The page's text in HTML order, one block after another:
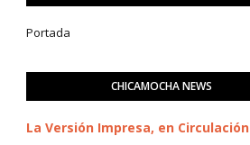
Portada
CHICAMOCHA NEWS
La Versión Impresa, en Circulación